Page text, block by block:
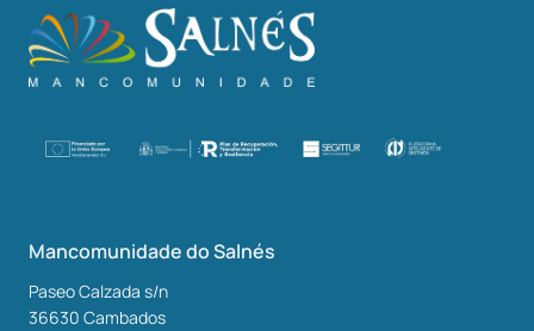
Mancomunidade do Salnés
Paseo Calzada s/n
36630 Cambados